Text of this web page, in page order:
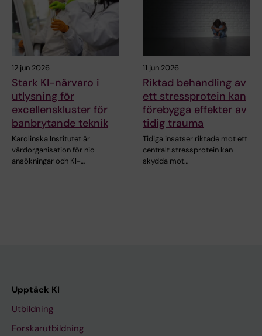
12 jun 2026
Stark KI-närvaro i
utlysning för
excellenskluster för
banbrytande teknik
Karolinska Institutet är
värdorganisation för nio
ansökningar och KI-…
11 jun 2026
Riktad behandling av
ett stressprotein kan
förebygga effekter av
tidig trauma
Tidiga insatser riktade mot ett
centralt stressprotein kan
skydda mot…
Upptäck KI
Utbildning
Forskarutbildning